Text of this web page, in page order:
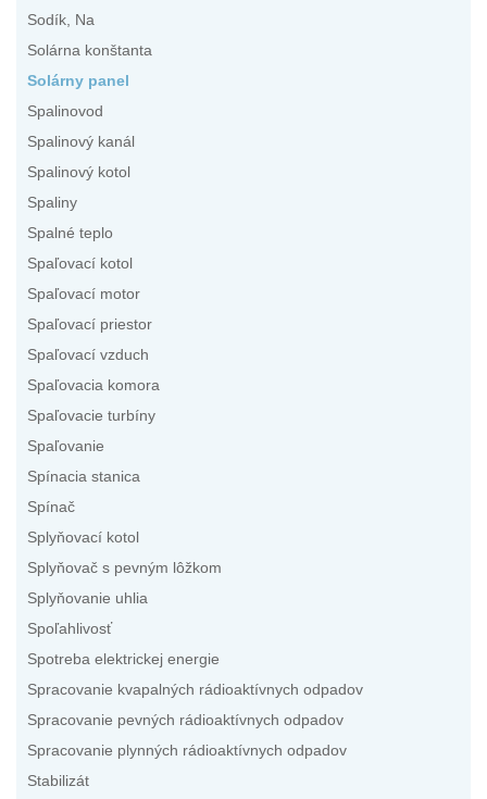
Sodík, Na
Solárna konštanta
Solárny panel
Spalinovod
Spalinový kanál
Spalinový kotol
Spaliny
Spalné teplo
Spaľovací kotol
Spaľovací motor
Spaľovací priestor
Spaľovací vzduch
Spaľovacia komora
Spaľovacie turbíny
Spaľovanie
Spínacia stanica
Spínač
Splyňovací kotol
Splyňovač s pevným lôžkom
Splyňovanie uhlia
Spoľahlivosť
Spotreba elektrickej energie
Spracovanie kvapalných rádioaktívnych odpadov
Spracovanie pevných rádioaktívnych odpadov
Spracovanie plynných rádioaktívnych odpadov
Stabilizát